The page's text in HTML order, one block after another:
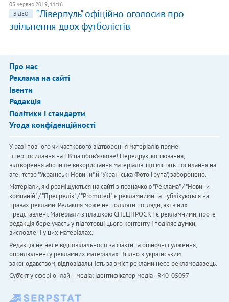
05 червня 2019, 11:16
ВІДЕО
"Ліверпуль" офіційно оголосив про
звільнення двох футболістів
Про нас
Реклама на сайті
Івенти
Редакція
Політики і стандарти
Угода конфіденційності
У разі повного чи часткового відтворення матеріалів пряме
гіперпосилання на LB.ua обов'язкове! Передрук, копіювання,
відтворення або інше використання матеріалів, що містять посилання на
агентство "Українськi Новини" й "Українська Фото Група", заборонено.
Матеріали, які розміщуються на сайті з позначкою "Реклама" / "Новини
компаній" / "Пресреліз" / "Promoted", є рекламними та публікуються на
правах реклами. Редакція може не поділяти погляди, які в них
представлені. Матеріали з плашкою СПЕЦПРОЄКТ є рекламними, проте
редакція бере участь у підготовці цього контенту і поділяє думки,
висловлені у цих матеріалах.
Редакція не несе відповідальності за факти та оціночні судження,
оприлюднені у рекламних матеріалах. Згідно з українським
законодавством, відповідальність за зміст реклами несе рекламодавець.
Cуб'єкт у сфері онлайн-медіа; ідентифікатор медіа - R40-05097